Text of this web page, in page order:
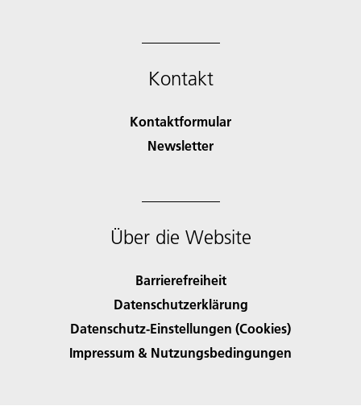
Kontakt
Kontaktformular
Newsletter
Über die Website
Barrierefreiheit
Datenschutzerklärung
Datenschutz-Einstellungen (Cookies)
Impressum & Nutzungsbedingungen